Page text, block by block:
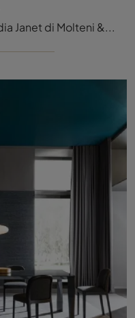
Clicca e scopri di più sulla sedia Janet di Molteni & C in tessuto: le più belle Sedie fisse moderne ti attendono.